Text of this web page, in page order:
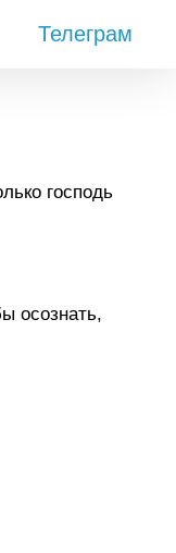
Телеграм
господь
осознать,